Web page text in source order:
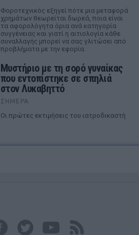
Φοροτεχνικός εξηγεί πότε μια μεταφορά
χρημάτων θεωρείται δωρεά, ποια είναι
τα αφορολόγητα όρια ανά κατηγορία
συγγένειας και γιατί η αιτιολογία κάθε
συναλλαγής μπορεί να σας γλιτώσει από
προβλήματα με την εφορία.
Μυστήριο με τη σορό γυναίκας
που εντοπίστηκε σε σπηλιά
στον Λυκαβηττό
ΣΉΜΕΡΑ
Οι πρώτες εκτιμήσεις του ιατροδικαστή